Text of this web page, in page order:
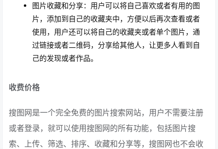
图片收藏和分享：用户可以将自己喜欢或者有用的图
片，添加到自己的收藏夹中，方便以后再次查看或者
使用，用户还可以将自己的收藏夹或者单个图片，通
过链接或者二维码，分享给其他人，让更多人看到自
己的发现或者作品。
收费价格
搜图网是一个完全免费的图片搜索网站，用户不需要注册
或者登录，就可以使用搜图网的所有功能，包括图片搜
索、上传、筛选、排序、收藏和分享等，搜图网也不会收